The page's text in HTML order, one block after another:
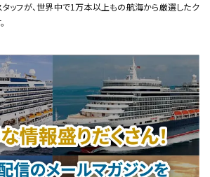
ッフが、世界中で1万本以上もの航海から厳選したク